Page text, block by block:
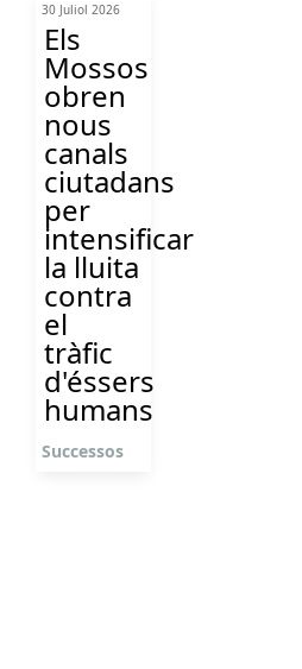
30 Juliol 2026
Els
Mossos
obren
nous
canals
ciutadans
per
intensificar
la lluita
contra
el
tràfic
d'éssers
humans
Successos